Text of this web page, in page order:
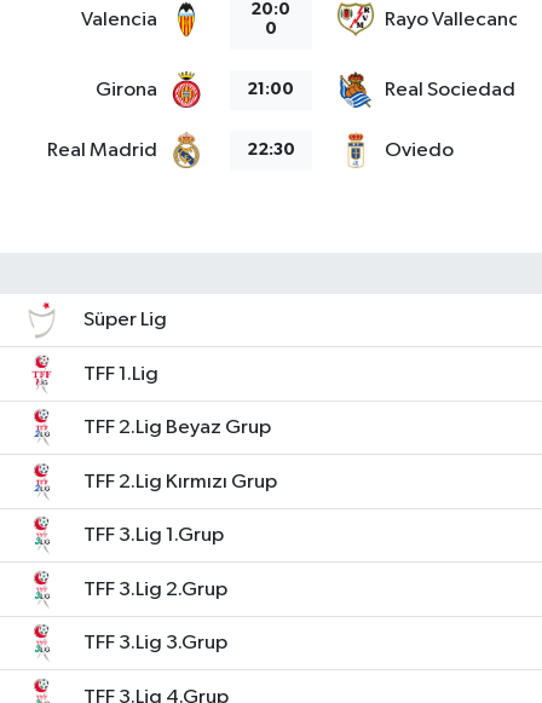
Valencia
20:0
0
Rayo Vallecano
Girona 21:00 Real Sociedad
Real Madrid 22:30 Oviedo
Süper Lig
TFF 1.Lig
TFF 2.Lig Beyaz Grup
TFF 2.Lig Kırmızı Grup
TFF 3.Lig 1.Grup
TFF 3.Lig 2.Grup
TFF 3.Lig 3.Grup
TFF 3.Lig 4.Grup